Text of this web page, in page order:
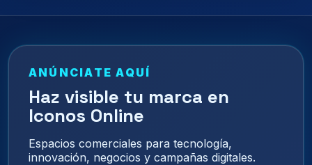
ANÚNCIATE AQUÍ
Haz visible tu marca en
Iconos Online
Espacios comerciales para tecnología,
innovación, negocios y campañas digitales.